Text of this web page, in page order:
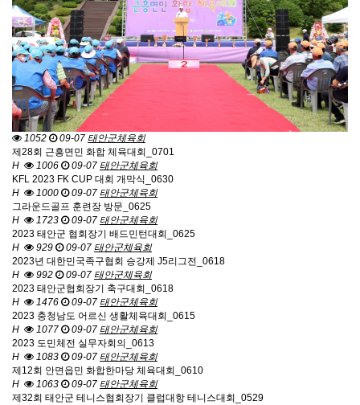
1052 09-07 태안군체육회
제28회 근흥면민 화합 체육대회_0701
H
1006 09-07 태안군체육회
KFL 2023 FK CUP 대회 개막식_0630
H
1000 09-07 태안군체육회
그라운드골프 훈련장 방문_0625
H
1723 09-07 태안군체육회
2023 태안군 협회장기 배드민턴대회_0625
H
929 09-07 태안군체육회
2023년 대한민국족구협회 승강제 J5리그전_0618
H
992 09-07 태안군체육회
2023 태안군협회장기 축구대회_0618
H
1476 09-07 태안군체육회
2023 충청남도 어르신 생활체육대회_0615
H
1077 09-07 태안군체육회
2023 도민체전 실무자회의_0613
H
1083 09-07 태안군체육회
제12회 안면읍민 화합한마당 체육대회_0610
H
1063 09-07 태안군체육회
제32회 태안군 테니스협회장기 클럽대항 테니스대회_0529